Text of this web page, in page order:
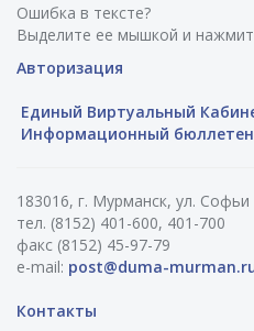
Ошибка в тексте?
Выделите ее мышкой и
Авторизация
Единый Виртуальный
Информационный
183016, г. Мурманск, ул.
тел. (8152) 401-600, 401-700
факс (8152) 45-97-79
e-mail: post@duma-
Контакты